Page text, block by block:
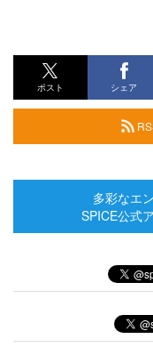
ポスト シェア
多彩なエ
SPICE公式